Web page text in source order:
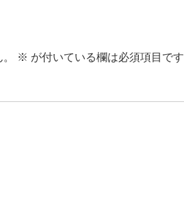
※ が付いている欄は必須項目です